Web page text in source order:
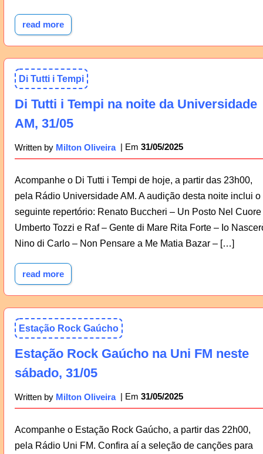
read more
Di Tutti i Tempi
Di Tutti i Tempi na noite da Universidade
AM, 31/05
Written by Milton Oliveira 31/05/2025
Acompanhe o Di Tutti i Tempi de hoje, a partir das 23h00,
pela Rádio Universidade AM. A audição desta noite inclui o
seguinte repertório: Renato Buccheri – Un Posto Nel Cuore
Umberto Tozzi e Raf – Gente di Mare Rita Forte – Io
Nino di Carlo – Non Pensare a Me Matia Bazar – […]
read more
Estação Rock Gaúcho
Estação Rock Gaúcho na Uni FM neste
sábado, 31/05
Written by Milton Oliveira 31/05/2025
Acompanhe o Estação Rock Gaúcho, a partir das 22h00,
pela Rádio Uni FM. Confira aí a seleção de canções para